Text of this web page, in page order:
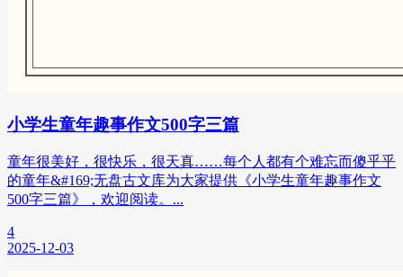
小学生童年趣事作文500字三篇
童年很美好，很快乐，很天真……每个人都有个难忘而傻乎乎
的童年&#169;无盘古文库为大家提供《小学生童年趣事作文
500字三篇》，欢迎阅读。...
4
2025-12-03